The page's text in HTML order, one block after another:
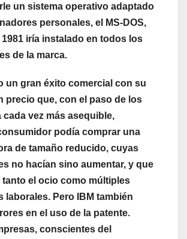
un sistema operativo adaptado
personales, el MS-DOS,
iría instalado en todos los
de la marca.
un gran éxito comercial con su
precio que, con el paso de los
cada vez más asequible,
podía comprar una
de tamaño reducido, cuyas
no hacían sino aumentar, y que
tanto el ocio como múltiples
laborales. Pero IBM también
en el uso de la patente.
conscientes del